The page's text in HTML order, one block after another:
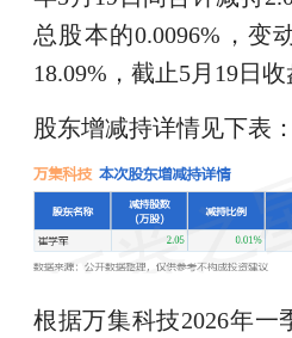
总股本的0.0096%，变
18.09%，截止5月19日收
股东增减持详情见下表：
根据万集科技2026年一